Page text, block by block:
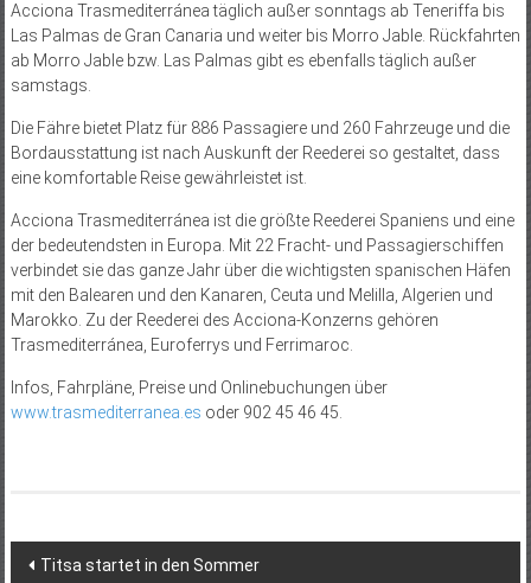
Acciona Trasmediterránea täglich außer sonntags ab Teneriffa bis
Las Palmas de Gran Canaria und weiter bis Morro Jable. Rückfahrten
ab Morro Jable bzw. Las Palmas gibt es ebenfalls täglich außer
samstags.
Die Fähre bietet Platz für 886 Passagiere und 260 Fahrzeuge und die
Bordausstattung ist nach Auskunft der Reederei so gestaltet, dass
eine komfortable Reise gewährleistet ist.
Acciona Trasmediterránea ist die größte Reederei Spaniens und eine
der bedeutendsten in Europa. Mit 22 Fracht- und Passagierschiffen
verbindet sie das ganze Jahr über die wichtigsten spanischen Häfen
mit den Balearen und den Kanaren, Ceuta und Melilla, Algerien und
Marokko. Zu der Reederei des Acciona-Konzerns gehören
Trasmediterránea, Euroferrys und Ferrimaroc.
Infos, Fahrpläne, Preise und Onlinebuchungen über
www.trasmediterranea.es oder 902 45 46 45.
Beitragsnavigation
Titsa startet in den Sommer